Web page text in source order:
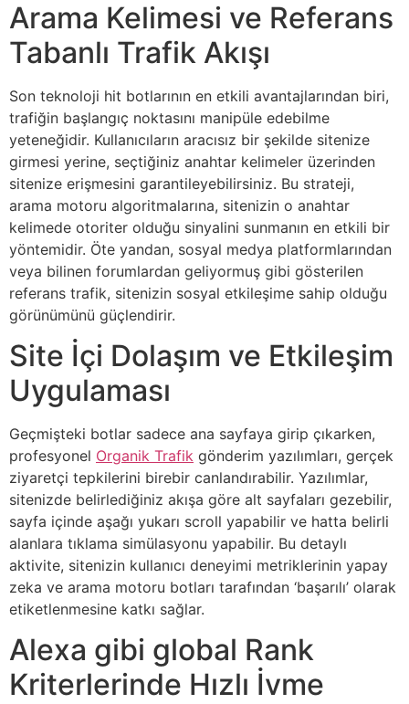
Arama Kelimesi ve Referans
Tabanlı Trafik Akışı
Son teknoloji hit botlarının en etkili avantajlarından biri,
trafiğin başlangıç noktasını manipüle edebilme
yeteneğidir. Kullanıcıların aracısız bir şekilde sitenize
girmesi yerine, seçtiğiniz anahtar kelimeler üzerinden
sitenize erişmesini garantileyebilirsiniz. Bu strateji,
arama motoru algoritmalarına, sitenizin o anahtar
kelimede otoriter olduğu sinyalini sunmanın en etkili bir
yöntemidir. Öte yandan, sosyal medya platformlarından
veya bilinen forumlardan geliyormuş gibi gösterilen
referans trafik, sitenizin sosyal etkileşime sahip olduğu
görünümünü güçlendirir.
Site İçi Dolaşım ve Etkileşim
Uygulaması
Geçmişteki botlar sadece ana sayfaya girip çıkarken,
profesyonel Organik Trafik gönderim yazılımları, gerçek
ziyaretçi tepkilerini birebir canlandırabilir. Yazılımlar,
sitenizde belirlediğiniz akışa göre alt sayfaları gezebilir,
sayfa içinde aşağı yukarı scroll yapabilir ve hatta belirli
alanlara tıklama simülasyonu yapabilir. Bu detaylı
aktivite, sitenizin kullanıcı deneyimi metriklerinin yapay
zeka ve arama motoru botları tarafından ‘başarılı’ olarak
etiketlenmesine katkı sağlar.
Alexa gibi global Rank
Kriterlerinde Hızlı İvme